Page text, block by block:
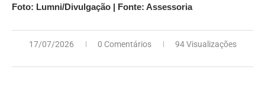
Foto: Lumni/Divulgação | Fonte: Assessoria
17/07/2026 0 Comentários 94 Visualizações